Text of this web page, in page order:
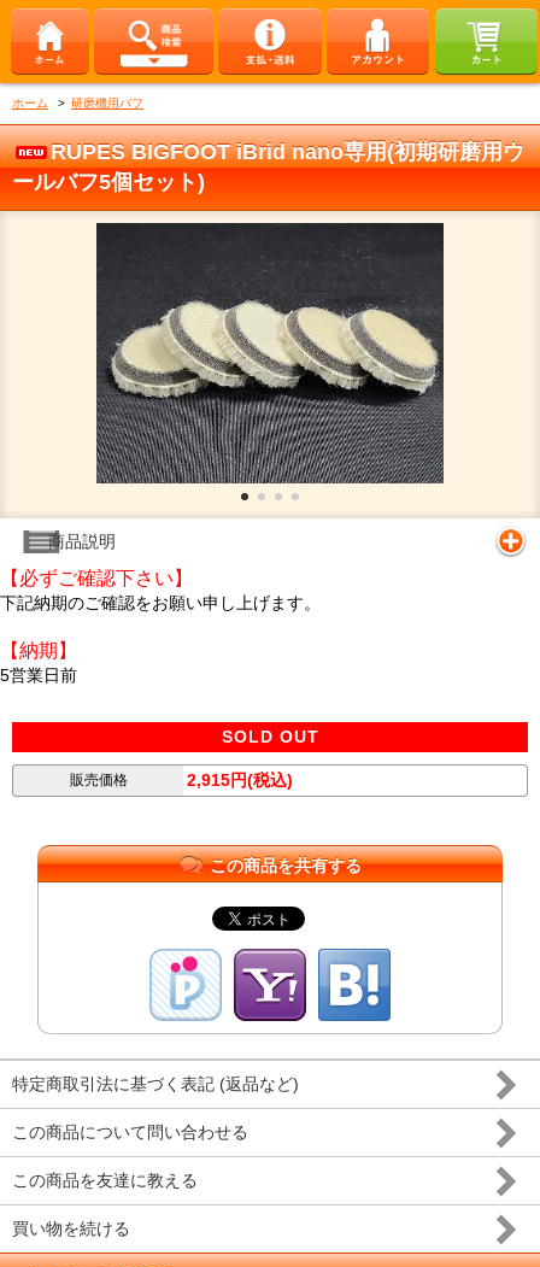
ホーム > 研磨機用バフ
RUPES BIGFOOT iBrid nano専用(初期研磨用ウ
ールバフ5個セット)
商品説明
【必ずご確認下さい】
下記納期のご確認をお願い申し上げます。
【納期】
5営業日前
SOLD OUT
販売価格 2,915円(税込)
この商品を共有する
特定商取引法に基づく表記 (返品など)
この商品について問い合わせる
この商品を友達に教える
買い物を続ける